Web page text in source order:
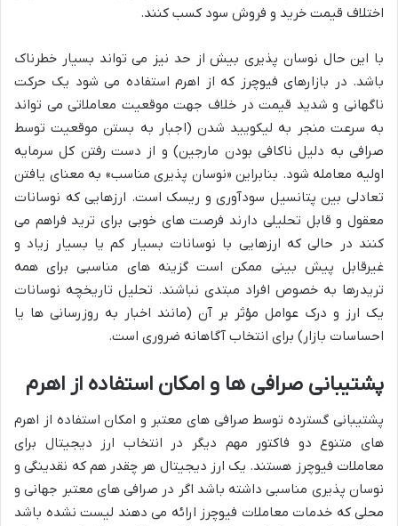
اختلاف قیمت خرید و فروش سود کسب کنند.
با این حال نوسان پذیری بیش از حد نیز می تواند بسیار خطرناک
باشد. در بازارهای فیوچرز که از اهرم استفاده می شود یک حرکت
ناگهانی و شدید قیمت در خلاف جهت موقعیت معاملاتی می تواند
به سرعت منجر به لیکویید شدن (اجبار به بستن موقعیت توسط
صرافی به دلیل ناکافی بودن مارجین) و از دست رفتن کل سرمایه
اولیه معامله شود. بنابراین «نوسان پذیری مناسب» به معنای یافتن
تعادلی بین پتانسیل سودآوری و ریسک است. ارزهایی که نوسانات
معقول و قابل تحلیلی دارند فرصت های خوبی برای ترید فراهم می
کنند در حالی که ارزهایی با نوسانات بسیار کم یا بسیار زیاد و
غیرقابل پیش بینی ممکن است گزینه های مناسبی برای همه
تریدرها به خصوص افراد مبتدی نباشند. تحلیل تاریخچه نوسانات
یک ارز و درک عوامل مؤثر بر آن (مانند اخبار به روزرسانی ها یا
احساسات بازار) برای انتخاب آگاهانه ضروری است.
پشتیبانی صرافی ها و امکان استفاده از اهرم
پشتیبانی گسترده توسط صرافی های معتبر و امکان استفاده از اهرم
های متنوع دو فاکتور مهم دیگر در انتخاب ارز دیجیتال برای
معاملات فیوچرز هستند. یک ارز دیجیتال هر چقدر هم که نقدینگی و
نوسان پذیری مناسبی داشته باشد اگر در صرافی های معتبر جهانی و
محلی که خدمات معاملات فیوچرز ارائه می دهند لیست نشده باشد